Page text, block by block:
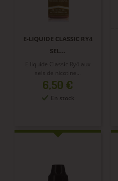
E-LIQUIDE CLASSIC RY4
SEL...
E liquide Classic Ry4 aux
sels de nicotine...
Prix
6,50 €
En stock